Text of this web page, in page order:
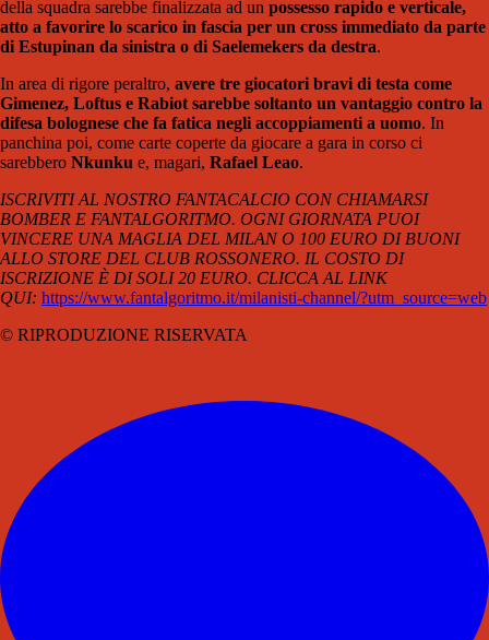
della squadra sarebbe finalizzata ad un possesso rapido e verticale,
atto a favorire lo scarico in fascia per un cross immediato da parte
di Estupinan da sinistra o di Saelemekers da destra.
In area di rigore peraltro, avere tre giocatori bravi di testa come
Gimenez, Loftus e Rabiot sarebbe soltanto un vantaggio contro la
difesa bolognese che fa fatica negli accoppiamenti a uomo. In
panchina poi, come carte coperte da giocare a gara in corso ci
sarebbero Nkunku e, magari, Rafael Leao.
ISCRIVITI AL NOSTRO FANTACALCIO CON CHIAMARSI
BOMBER E FANTALGORITMO. OGNI GIORNATA PUOI
VINCERE UNA MAGLIA DEL MILAN O 100 EURO DI BUONI
ALLO STORE DEL CLUB ROSSONERO. IL COSTO DI
ISCRIZIONE È DI SOLI 20 EURO. CLICCA AL LINK
QUI: https://www.fantalgoritmo.it/milanisti-channel/?utm_source=web
© RIPRODUZIONE RISERVATA